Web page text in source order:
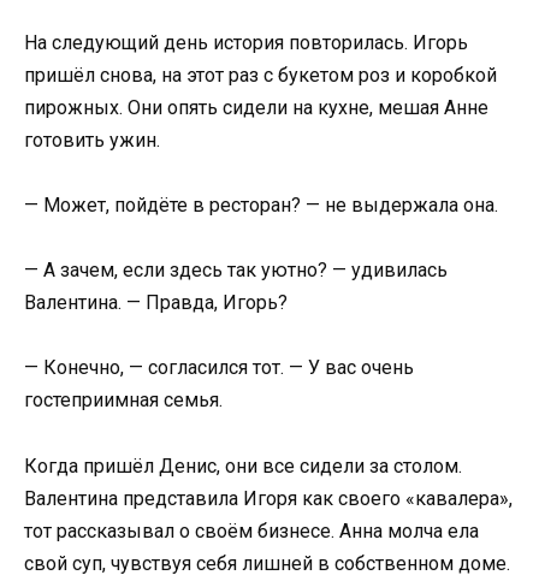
На следующий день история повторилась. Игорь
пришёл снова, на этот раз с букетом роз и коробкой
пирожных. Они опять сидели на кухне, мешая Анне
готовить ужин.
— Может, пойдёте в ресторан? — не выдержала она.
— А зачем, если здесь так уютно? — удивилась
Валентина. — Правда, Игорь?
— Конечно, — согласился тот. — У вас очень
гостеприимная семья.
Когда пришёл Денис, они все сидели за столом.
Валентина представила Игоря как своего «кавалера»,
тот рассказывал о своём бизнесе. Анна молча ела
свой суп, чувствуя себя лишней в собственном доме.